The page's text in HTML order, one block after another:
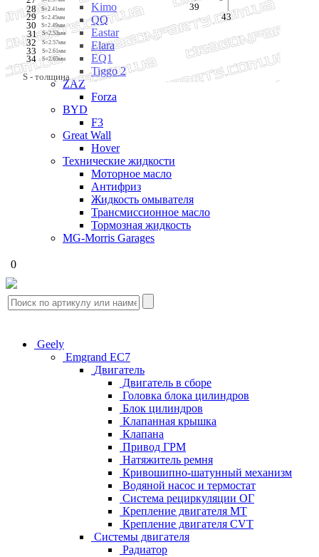
Kimo
QQ
Eastar
Elara
EQ1
Tiggo 2
ZAZ
Forza
BYD
F3
Great Wall
Hover
Технические жидкости
Моторное масло
Антифриз
Жидкость омывателя
Трансмиссионное масло
Тормозная жидкость
MG-Morris Garages
0
Geely
Emgrand EC7
Двигатель
Двигатель в сборе
Головка блока цилиндров
Блок цилиндров
Клапанная крышка
Клапана
Привод ГРМ
Натяжитель ремня
Кривошипно-шатунный механизм
Водяной насос и термостат
Система рециркуляции ОГ
Крепление двигателя MT
Крепление двигателя CVT
Системы двигателя
Радиатор
S=2.41мм
S=2.45мм
S=2.49мм
S=2.57мм
S=2.61мм
S=2.53мм
S=2.65мм
S - толщина
39
43
28
29
30
31
32
33
34